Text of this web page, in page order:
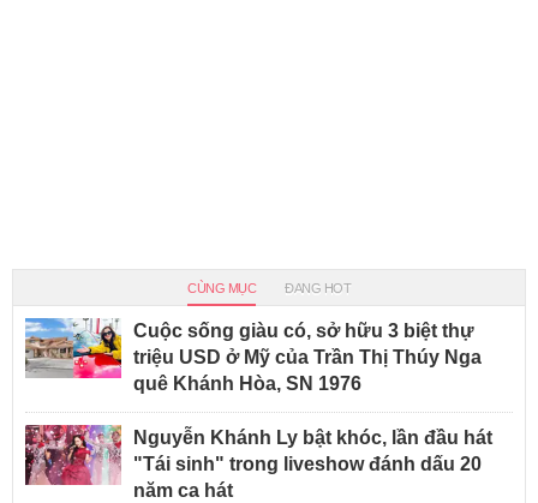
CÙNG MỤC ĐANG HOT
Cuộc sống giàu có, sở hữu 3 biệt thự
triệu USD ở Mỹ của Trần Thị Thúy Nga
quê Khánh Hòa, SN 1976
Nguyễn Khánh Ly bật khóc, lần đầu hát
"Tái sinh" trong liveshow đánh dấu 20
năm ca hát